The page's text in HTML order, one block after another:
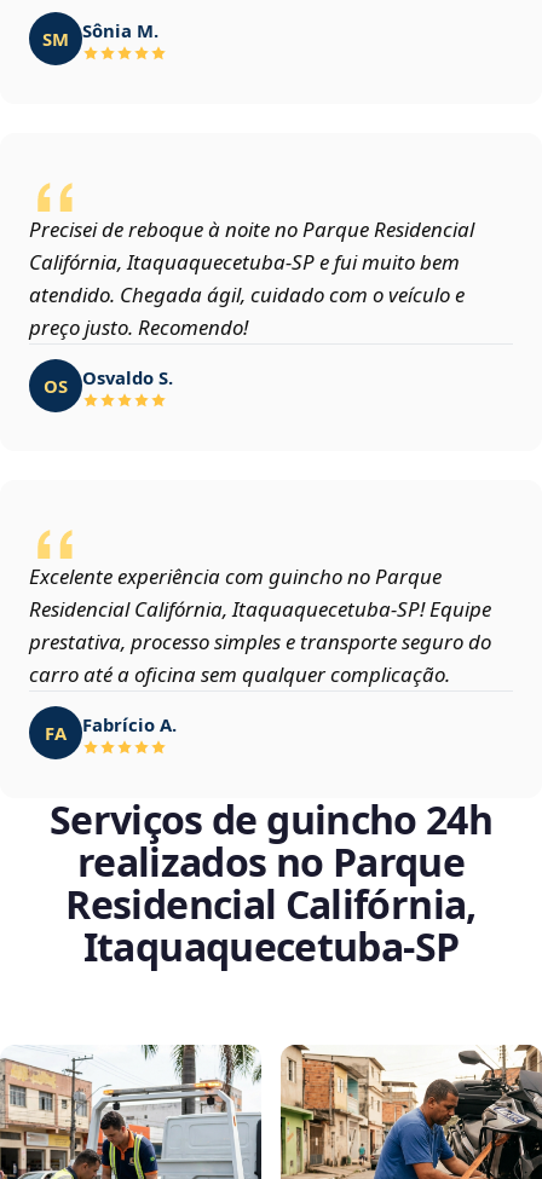
SM Sônia M.
Precisei de reboque à noite no Parque Residencial
Califórnia, Itaquaquecetuba‑SP e fui muito bem
atendido. Chegada ágil, cuidado com o veículo e
preço justo. Recomendo!
OS Osvaldo S.
Excelente experiência com guincho no Parque
Residencial Califórnia, Itaquaquecetuba‑SP! Equipe
prestativa, processo simples e transporte seguro do
carro até a oficina sem qualquer complicação.
FA Fabrício A.
Serviços de guincho 24h
realizados no Parque
Residencial Califórnia,
Itaquaquecetuba‑SP